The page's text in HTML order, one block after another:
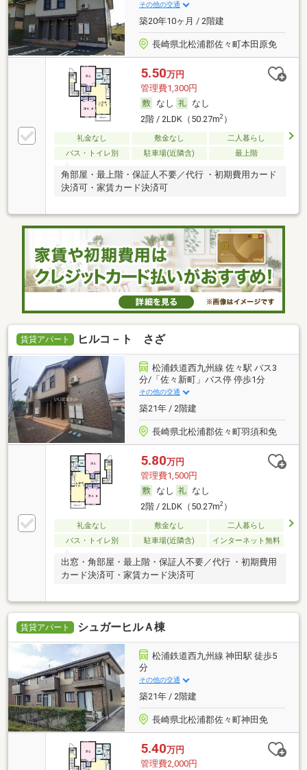
その他の交通
築20年10ヶ月 / 2階建
長崎県北松浦郡佐々町本田原免
5.50万円
管理費1,300円
なし
なし
2階 / 2LDK（50.27m2）
礼金なし 敷金なし
二人暮らし
バス・トイレ別
駐車場(近隣含) 最上階
角部屋・最上階・保証人不要／代行 ・初期費用カード
決済可・家賃カード決済可
賃貸アパート ヒルコ－ト さざ
松浦鉄道西九州線 佐々駅 バス3
分/「佐々新町」バス停 停歩1分
その他の交通
築21年 / 2階建
長崎県北松浦郡佐々町羽須和免
5.80万円
管理費1,500円
なし
なし
2階 / 2LDK（50.27m2）
礼金なし 敷金なし
二人暮らし
バス・トイレ別
駐車場(近隣含) インターネット無料
出窓・角部屋・最上階・保証人不要／代行 ・初期費用
カード決済可・家賃カード決済可
賃貸アパート シュガーヒルＡ棟
松浦鉄道西九州線 神田駅 徒歩5
分
その他の交通
築21年 / 2階建
長崎県北松浦郡佐々町神田免
5.40万円
管理費2,000円